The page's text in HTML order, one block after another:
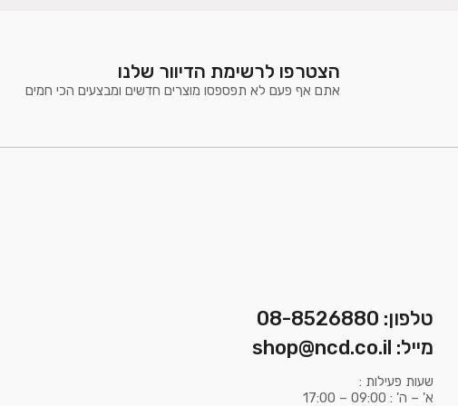
הצטרפו לרשימת הדיוור שלנו
אתם אף פעם לא תפספסו מוצרים חדשים ומבצעים הכי חמים
טלפון: 08-8526880
מייל: shop@ncd.co.il
שעות פעילות :
א' – ה' : 09:00 – 17:00